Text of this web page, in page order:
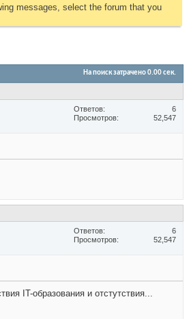
messages, select the forum that you
На поиск затрачено0.00сек.
Ответов
6
Просмотров
52,547
Ответов
6
Просмотров
52,547
IT-образования и отстутствия...